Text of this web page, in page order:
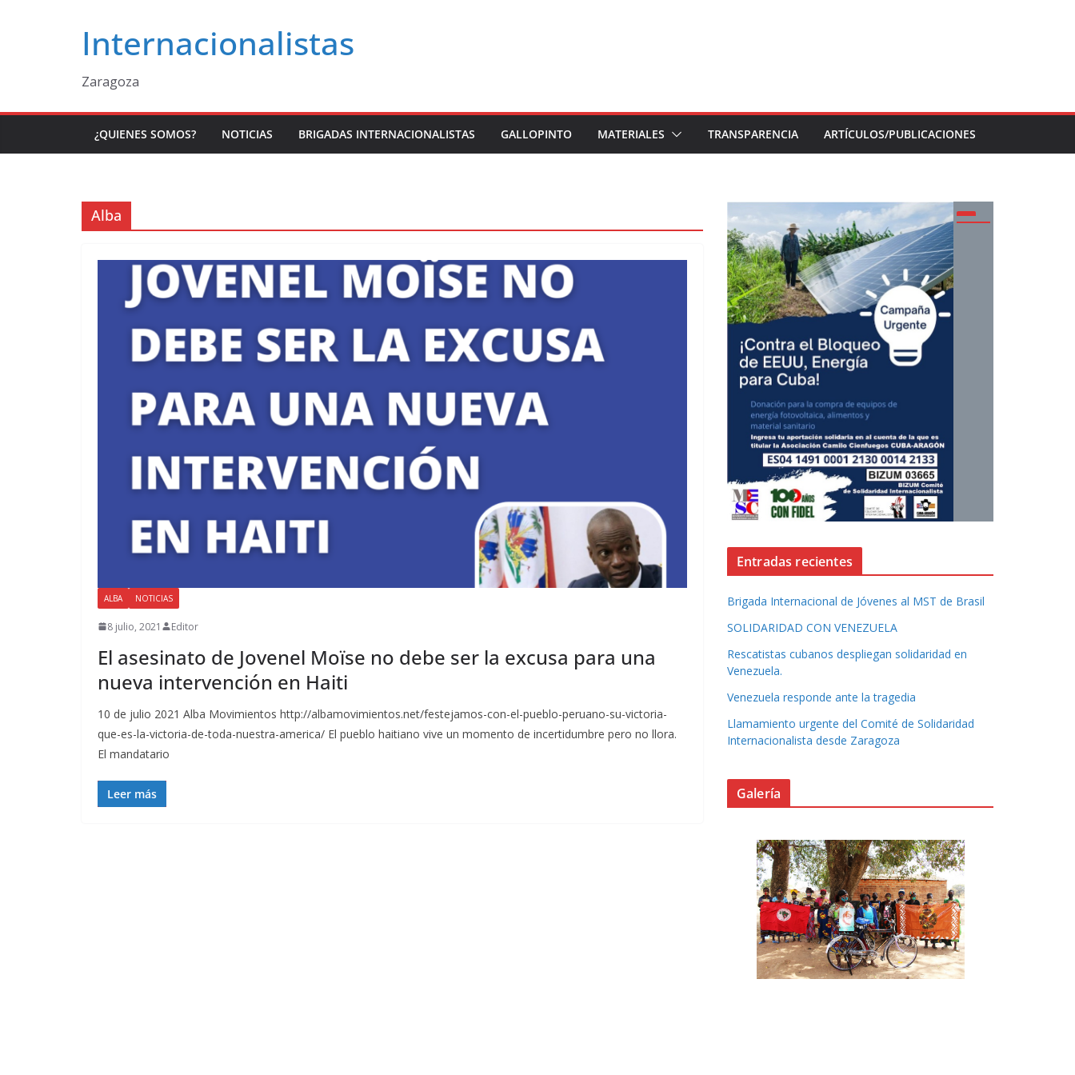
Internacionalistas
Zaragoza
¿QUIENES SOMOS? NOTICIAS BRIGADAS INTERNACIONALISTAS GALLOPINTO MATERIALES TRANSPARENCIA ARTÍCULOS/PUBLICACIONES
Alba
ALBA NOTICIAS
8 julio, 2021 Editor
El asesinato de Jovenel Moïse no debe ser la excusa para una
nueva intervención en Haiti
10 de julio 2021 Alba Movimientos http://albamovimientos.net/festejamos-con-el-pueblo-peruano-su-victoria-
que-es-la-victoria-de-toda-nuestra-america/ El pueblo haitiano vive un momento de incertidumbre pero no llora.
El mandatario
Leer más
Entradas recientes
Brigada Internacional de Jóvenes al MST de Brasil
SOLIDARIDAD CON VENEZUELA
Rescatistas cubanos despliegan solidaridad en
Venezuela.
Venezuela responde ante la tragedia
Llamamiento urgente del Comité de Solidaridad
Internacionalista desde Zaragoza
Galería